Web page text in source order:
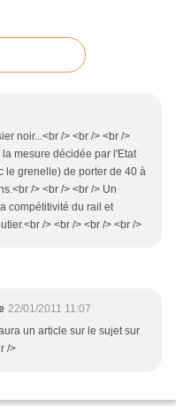
noir...<br /> <br /> <br />
mesure décidée par l'Etat
le grenelle) de porter de 40 à
/> <br /> <br /> Un
compétitivité du rail et
/> <br /> <br /> <br />
22/01/2011 11:07
un article sur le sujet sur
/>